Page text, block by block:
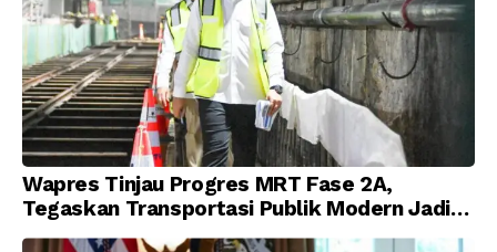
Wapres Tinjau Progres MRT Fase 2A,
Tegaskan Transportasi Publik Modern Jadi
Prioritas Nasional